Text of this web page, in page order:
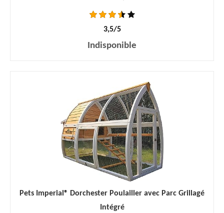
3,5/5
Indisponible
Pets Imperial® Dorchester Poulailler avec Parc Grillagé
Intégré